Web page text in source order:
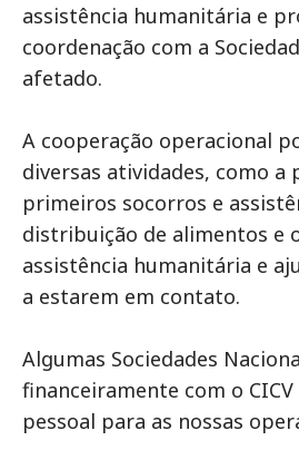
assistência humanitária e
coordenação com a
afetado.
A cooperação operacional
diversas atividades, como a
primeiros socorros e
distribuição de alimentos e
assistência humanitária e
a estarem em contato.
Algumas Sociedades
financeiramente com o
pessoal para as nossas